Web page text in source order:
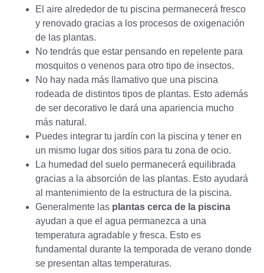
El aire alrededor de tu piscina permanecerá fresco
y renovado gracias a los procesos de oxigenación
de las plantas.
No tendrás que estar pensando en repelente para
mosquitos o venenos para otro tipo de insectos.
No hay nada más llamativo que una piscina
rodeada de distintos tipos de plantas. Esto además
de ser decorativo le dará una apariencia mucho
más natural.
Puedes integrar tu jardín con la piscina y tener en
un mismo lugar dos sitios para tu zona de ocio.
La humedad del suelo permanecerá equilibrada
gracias a la absorción de las plantas. Esto ayudará
al mantenimiento de la estructura de la piscina.
Generalmente las plantas cerca de la piscina
ayudan a que el agua permanezca a una
temperatura agradable y fresca. Esto es
fundamental durante la temporada de verano donde
se presentan altas temperaturas.